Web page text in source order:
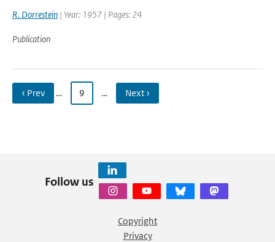
R. Dorrestein | Year: 1957 | Pages: 24
Publication
‹ Prev … 9 … Next ›
Follow us
Copyright
Privacy